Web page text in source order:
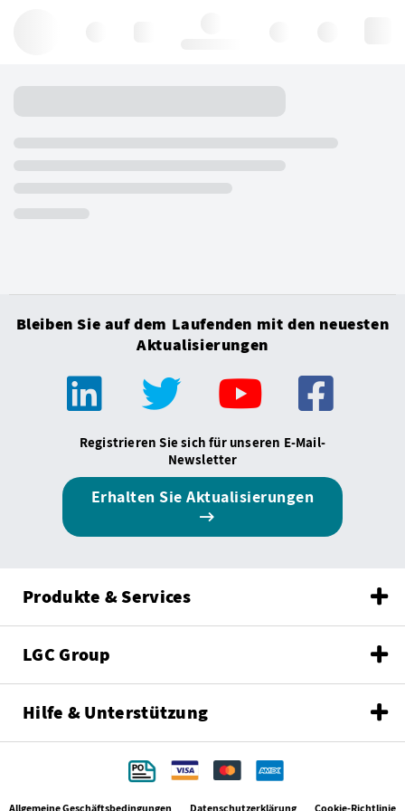
Bleiben Sie auf dem Laufenden mit den neuesten
Aktualisierungen
Registrieren Sie sich für unseren E-Mail-
Newsletter
Erhalten Sie Aktualisierungen
Produkte & Services
LGC Group
Hilfe & Unterstützung
Allgemeine Geschäftsbedingungen Datenschutzerklärung Cookie-Richtlinie